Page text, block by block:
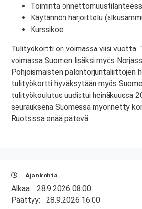
Toiminta
Käytännön harjoittelu
Kurssikoe
Tulityökortti on voimassa viisi vuotta.
voimassa Suomen lisäksi myös
Pohjoismaisten palontorjuntaliittojen
tulityökortti hyväksytään myös
tulityökoulutus uudistui heinäkuussa
seurauksena Suomessa myönnetty
Ruotsissa enää pätevä.
Ajankohta
Alkaa: 28.9.2026 08:00
Päättyy: 28.9.2026 16:00